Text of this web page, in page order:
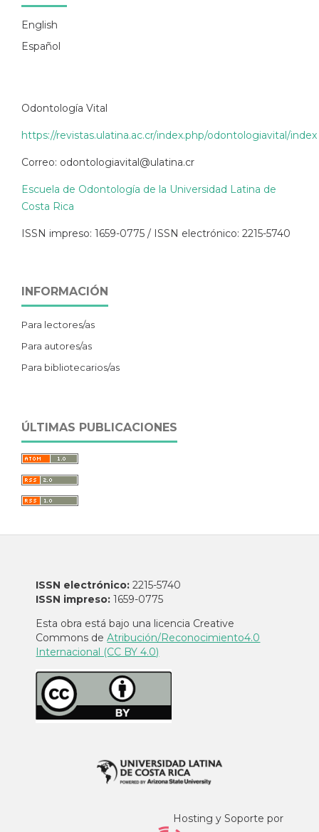
English
Español
Odontología Vital
https://revistas.ulatina.ac.cr/index.php/odontologiavital/index
Correo: odontologiavital@ulatina.cr
Escuela de Odontología de la Universidad Latina de
Costa Rica
ISSN impreso: 1659-0775 / ISSN electrónico: 2215-5740
INFORMACIÓN
Para lectores/as
Para autores/as
Para bibliotecarios/as
ÚLTIMAS PUBLICACIONES
ISSN electrónico: 2215-5740
ISSN impreso: 1659-0775
Esta obra está bajo una licencia Creative
Commons deAtribución/Reconocimiento4.0
Internacional (CC BY 4.0)
Hosting y Soporte por